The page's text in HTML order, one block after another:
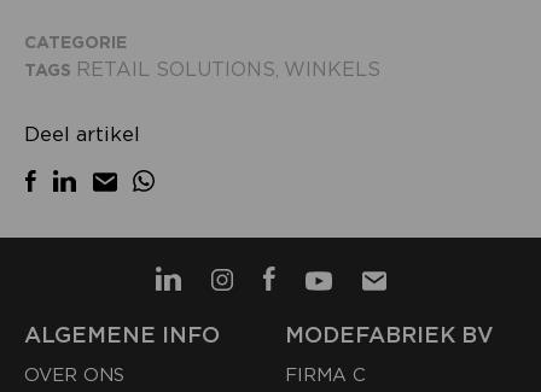
CATEGORIE
TAGS RETAIL SOLUTIONS, WINKELS
Deel artikel
ALGEMENE INFO
OVER ONS
MODEFABRIEK BV
FIRMA C